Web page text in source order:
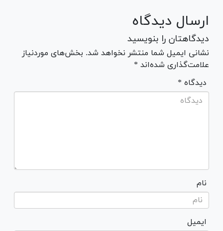
ارسال دیدگاه
دیدگاهتان را بنویسید
نشانی ایمیل شما منتشر نخواهد شد. بخش‌های موردنیاز
علامت‌گذاری شده‌اند *
* دیدگاه
نام
ایمیل